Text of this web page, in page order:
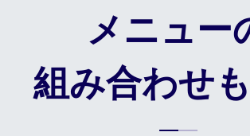
メニュー
組み合わせ